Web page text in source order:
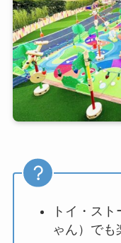
トイ・ス
ゃん）でも